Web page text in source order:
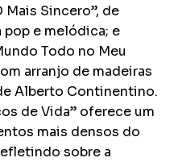
Mais Sincero”, de
pop e melódica; e
Todo no Meu
arranjo de madeiras
Alberto Continentino.
de Vida” oferece um
mais densos do
sobre a